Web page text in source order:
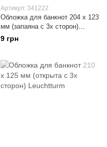
Артикул: 341222
Обложка для банкнот 204 х 123
мм (запаяна с 3х сторон)
Leuchtturm
9 грн